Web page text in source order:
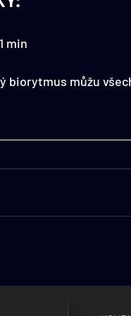
min
biorytmus můžu